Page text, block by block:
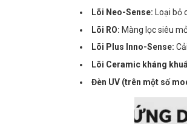
Lõi Neo-Sense: Loại bỏ
Lõi RO: Màng lọc siêu
Lõi Plus Inno-Sense:
Lõi Ceramic kháng
Đèn UV (trên một số